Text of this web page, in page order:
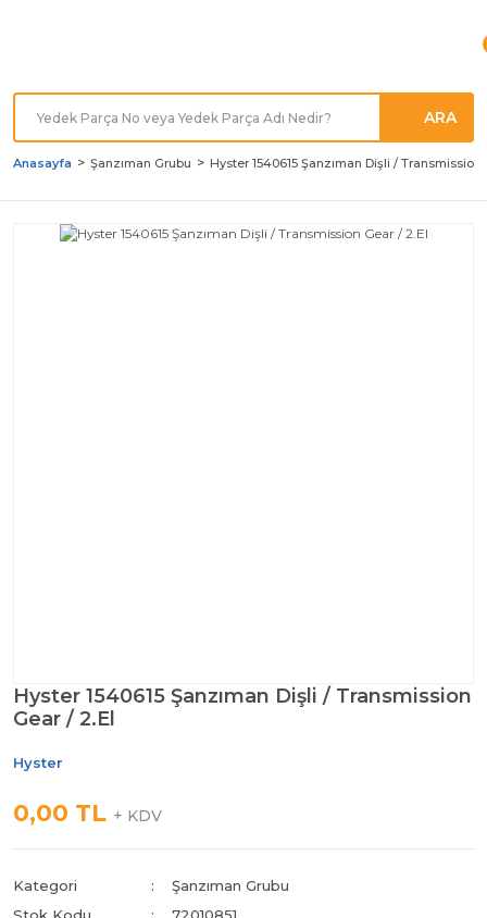
ARA
Anasayfa Şanzıman Grubu Hyster 1540615 Şanzıman Dişli / Transmission
Hyster 1540615 Şanzıman Dişli / Transmission
Gear / 2.El
Hyster
0,00 TL + KDV
Kategori
Şanzıman Grubu